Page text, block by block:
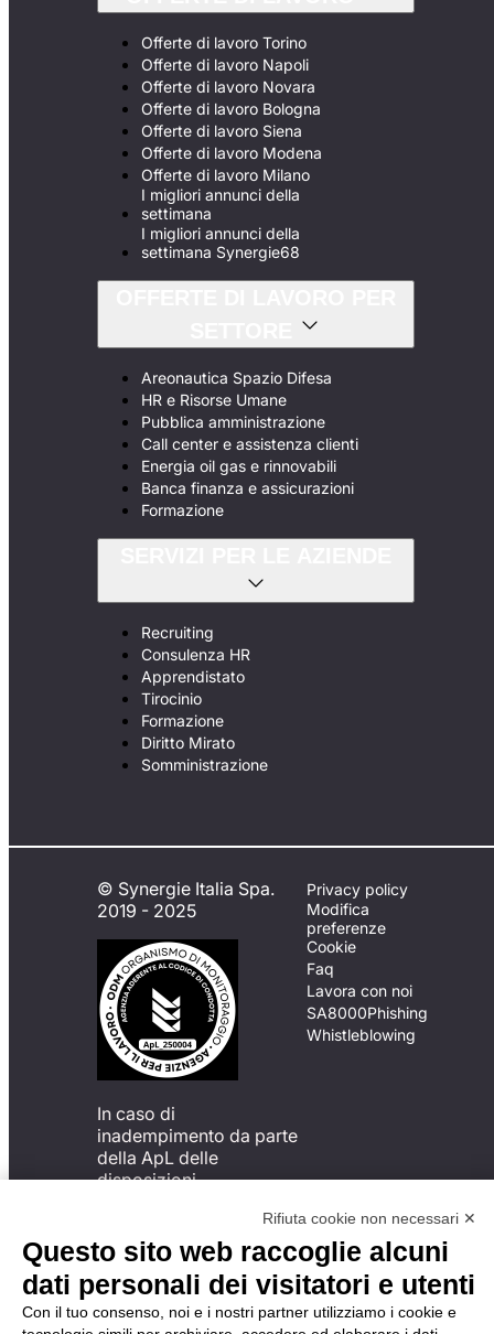
Offerte di lavoro Torino
Offerte di lavoro Napoli
Offerte di lavoro Novara
Offerte di lavoro Bologna
Offerte di lavoro Siena
Offerte di lavoro Modena
Offerte di lavoro Milano
I migliori annunci della
settimana
I migliori annunci della
settimana Synergie68
Areonautica Spazio Difesa
HR e Risorse Umane
Pubblica amministrazione
Call center e assistenza clienti
Energia oil gas e rinnovabili
Banca finanza e assicurazioni
Formazione
Recruiting
Consulenza HR
Apprendistato
Tirocinio
Formazione
Diritto Mirato
Somministrazione
© Synergie Italia Spa.
2019 - 2025
In caso di
inadempimento da parte
della ApL delle
disposizioni
possibile presentare un
reclamo
all’Organismo di
Monitoraggio utilizzando
una delle modalità
Privacy policy
Modifica
preferenze
Cookie
Faq
Lavora con noi
SA8000Phishing
Whistleblowing
Rifiuta cookie non necessari ✕
Questo sito web raccoglie alcuni
dati personali dei visitatori e utenti
Con il tuo consenso, noi e i nostri partner utilizziamo i cookie e